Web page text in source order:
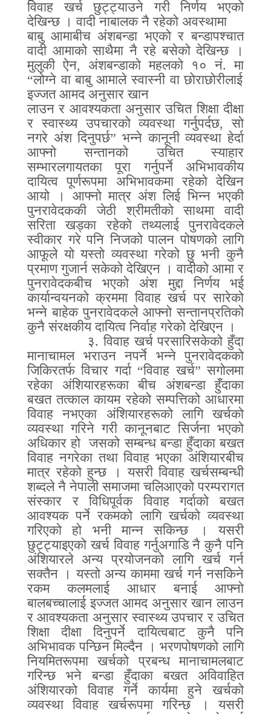
विवाह खर्च छुट्ट्याउने गरी निर्णय भएको
देखिन्छ । वादी नाबालक नै रहेको अवस्थामा
बाबु आमाबीच अंशबन्डा भएको र बन्डापश्चात
वादी आमाको साथैमा नै रहे बसेको देखिन्छ ।
मुलुकी ऐन, अंशबन्डाको महलको १० नं.मा
“लोग्ने वा बाबु आमाले स्वास्नी वा छोराछोरीलाई
इज्जत आमद अनुसार खान
लाउन र आवश्यकता अनुसार उचित शिक्षा दीक्षा
र स्वास्थ्य उपचारको व्यवस्था गर्नुपर्दछ,सो
नगरे अंश दिनुपर्छ”भन्ने कानूनी व्यवस्था हेर्दा
आफ्नो सन्तानको उचित स्याहार
सम्भारलगायतका पूरा गर्नुपर्ने अभिभावकीय
दायित्व पूर्णरूपमा अभिभावकमा रहेको देखिन
आयो । आफ्नो मात्र अंश लिई भिन्न भएकी
पुनरावेदककी जेठी श्रीमतीको साथमा वादी
सरिता खड्का रहेको तथ्यलाई पुनरावेदकले
स्वीकार गरे पनि निजको पालन पोषणको लागि
आफूले यो यस्तो व्यवस्था गरेको छु भनी कुनै
प्रमाण गुजार्न सकेको देखिएन । वादीको आमा र
पुनरावेदकबीच भएको अंश मुद्दा निर्णय भई
कार्यान्वयनको क्रममा विवाह खर्च पर सारेको
भन्ने बाहेक पुनरावेदकले आफ्नो सन्तानप्रतिको
कुनै संरक्षकीय दायित्व निर्वाह गरेको देखिएन ।
३.विवाह खर्च परसारिसकेको हुँदा
मानाचामल भराउन नपर्ने भन्ने पुनरावेदकको
जिकिरतर्फ विचार गर्दा“विवाह खर्च”सगोलमा
रहेका अंशियारहरूका बीच अंशबन्डा हुँदाका
बखत तत्काल कायम रहेको सम्पत्तिको आधारमा
विवाह नभएका अंशियारहरूको लागि खर्चको
व्यवस्था गरिने गरी कानूनबाट सिर्जना भएको
अधिकार हो जसको सम्बन्ध बन्डा हुँदाका बखत
विवाह नगरेका तथा विवाह भएका अंशियारबीच
मात्र रहेको हुन्छ । यसरी विवाह खर्चसम्बन्धी
शब्दले नै नेपाली समाजमा चलिआएको परम्परागत
संस्कार र विधिपूर्वक विवाह गर्दाको बखत
आवश्यक पर्ने रकमको लागि खर्चको व्यवस्था
गरिएको हो भनी मान्न सकिन्छ । यसरी
छुट्ट्याइएको खर्च विवाह गर्नुअगाडि नै कुनै पनि
अंशियारले अन्य प्रयोजनको लागि खर्च गर्न
सक्तैन । यस्तो अन्य काममा खर्च गर्न नसकिने
रकम कलमलाई आधार बनाई आफ्नो
बालबच्चालाई इज्जत आमद अनुसार खान लाउन
र आवश्यकता अनुसार स्वास्थ्य उपचार र उचित
शिक्षा दीक्षा दिनुपर्ने दायित्वबाट कुनै पनि
अभिभावक पन्छिन मिल्दैन । भरणपोषणको लागि
नियमितरूपमा खर्चको प्रबन्ध मानाचामलबाट
गरिन्छ भने बन्डा हुँदाका बखत अविवाहित
अंशियारको विवाह गर्ने कार्यमा हुने खर्चको
व्यवस्था विवाह खर्चरूपमा गरिन्छ । यसरी